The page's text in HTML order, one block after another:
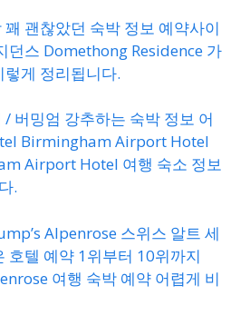
괜찮았던 숙박 정보 예약사이
던스 Domethong Residence 가
게 정리됩니다.
버밍엄 강추하는 숙박 정보 어
Birmingham Airport Hotel
Airport Hotel 여행 숙소 정보
.
Alpenrose 스위스 알트 세
호텔 예약 1위부터 10위까지
여행 숙박 예약 어렵게 비